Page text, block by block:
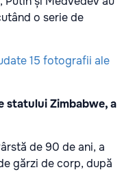
o serie de
statului Zimbabwe, a
de 90 de ani, a
gărzi de corp, după